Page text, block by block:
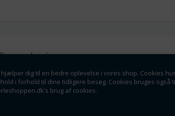
hjælper dig til en bedre oplevelse i vores shop. Cookies
i forhold til dine tidligere besøg. Cookies bruges
brug af cookies.
ApS
Allé 8
Sønderborg
Tilmeld dig